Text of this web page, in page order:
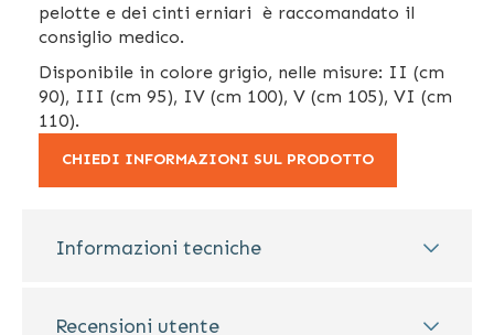
pelotte e dei cinti erniari è raccomandato il
consiglio medico.
Disponibile in colore grigio, nelle misure: II (cm
90), III (cm 95), IV (cm 100), V (cm 105), VI (cm
110).
CHIEDI INFORMAZIONI SUL PRODOTTO
Informazioni tecniche
Recensioni utente